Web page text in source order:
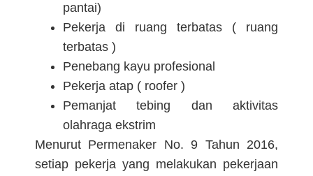
pantai)
Pekerja di ruang terbatas ( ruang
terbatas )
Penebang kayu profesional
Pekerja atap ( roofer )
Pemanjat tebing dan aktivitas
olahraga ekstrim
Menurut Permenaker No. 9 Tahun 2016,
setiap pekerja yang melakukan pekerjaan